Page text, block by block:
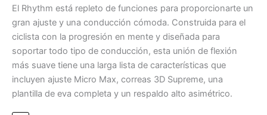
El Rhythm está repleto de funciones para proporcionarte un
gran ajuste y una conducción cómoda. Construida para el
ciclista con la progresión en mente y diseñada para
soportar todo tipo de conducción, esta unión de flexión
más suave tiene una larga lista de características que
incluyen ajuste Micro Max, correas 3D Supreme, una
plantilla de eva completa y un respaldo alto asimétrico.